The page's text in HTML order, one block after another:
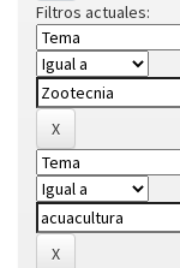
Filtros actuales: